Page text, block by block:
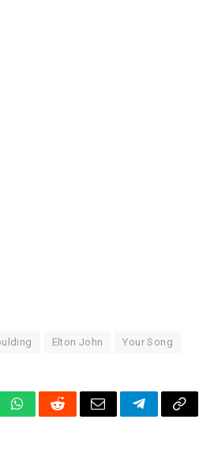
Elton John Your Song
WhatsAppRedditCorreoTelegrama